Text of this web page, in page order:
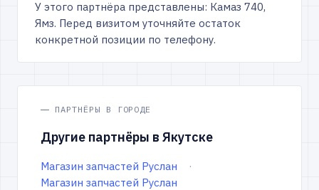
У этого партнёра представлены: Камаз 740,
Ямз. Перед визитом уточняйте остаток
конкретной позиции по телефону.
ПАРТНЁРЫ В ГОРОДЕ
Другие партнёры в Якутске
Магазин запчастей Руслан
Магазин запчастей Руслан